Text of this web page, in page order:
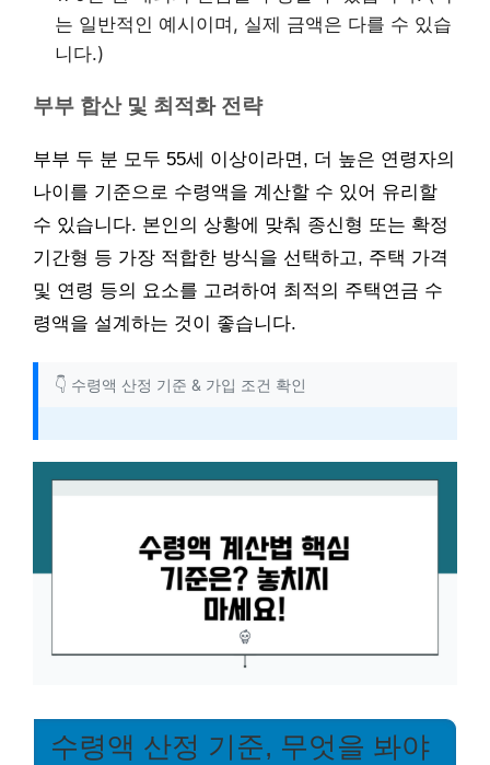
는 일반적인 예시이며, 실제 금액은 다를 수 있습
니다.)
부부 합산 및 최적화 전략
부부 두 분 모두 55세 이상이라면, 더 높은 연령자의
나이를 기준으로 수령액을 계산할 수 있어 유리할
수 있습니다. 본인의 상황에 맞춰 종신형 또는 확정
기간형 등 가장 적합한 방식을 선택하고, 주택 가격
및 연령 등의 요소를 고려하여 최적의 주택연금 수
령액을 설계하는 것이 좋습니다.
👇 수령액 산정 기준 & 가입 조건 확인
수령액 산정 기준, 무엇을 봐야